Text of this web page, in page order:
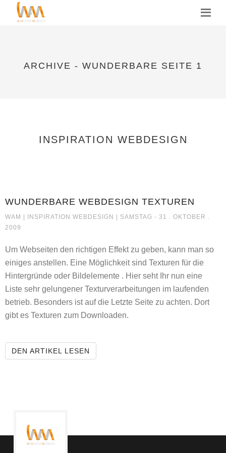
MENU
ARCHIVE - WUNDERBARE SEITE 1
INSPIRATION WEBDESIGN
WUNDERBARE WEBDESIGN TEXTUREN
WAM | INSPIRATION WEBDESIGN WUNDERBARE WEBDESIGN
| SAMSTAG - 31 . OKTOBER .
2009
Um Webseiten den richtigen Effekt zu geben, kann man so
einiges anstellen. Eine Möglichkeit sind Texturen für die
Hintergründe oder Bildelemente . Hier seht Ihr nun eine
Liste sehr gelungener Texturverarbeitungen im laufenden
betrieb. Besonders ist auf die Letzte Seite zu achten. Dort
gibt es Texturen zum Downloaden.
DEN ARTIKEL LESEN